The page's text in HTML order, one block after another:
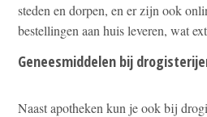
steden en dorpen, en er zijn ook
bestellingen aan huis leveren, wat
Geneesmiddelen bij
Naast apotheken kun je ook bij